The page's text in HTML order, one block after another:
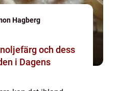
Hagberg
och dess
i Dagens